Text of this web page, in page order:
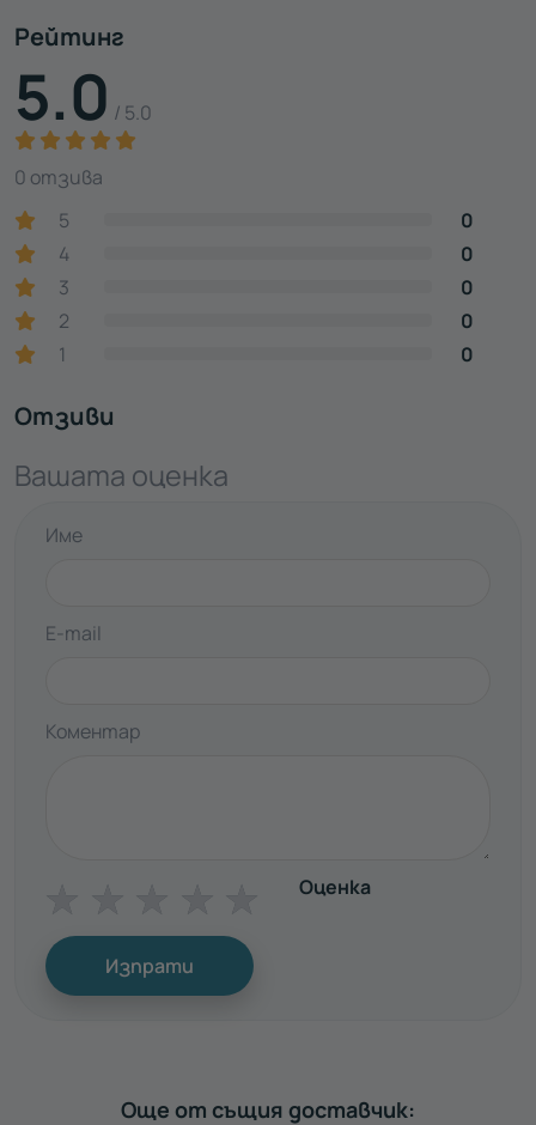
Рейтинг
5.0 / 5.0
0 отзива
5
0
4
0
3
0
2
0
1
0
Отзиви
Вашата оценка
Име
E-mail
Коментар
Оценка
Изпрати
Още от същия доставчик: